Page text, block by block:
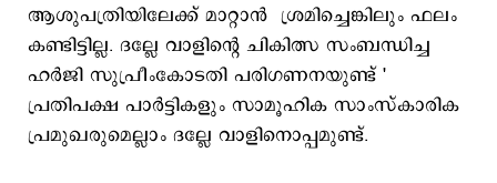
ആശുപത്രിയിലേക്ക് മാറ്റാൻ ശ്രമിച്ചെങ്കിലും ഫലം
കണ്ടിട്ടില്ല. ദല്ലേ വാളിന്റെ ചികിത്സ സംബന്ധിച്ച
ഹർജി സുപ്രീംകോടതി പരിഗണനയുണ്ട് '
പ്രതിപക്ഷ പാർട്ടികളും സാമൂഹിക സാംസ്കാരിക
പ്രമുഖരുമെല്ലാം ദല്ലേ വാളിനൊപ്പമുണ്ട്.